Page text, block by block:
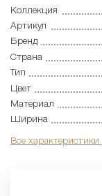
Коллекция
Артикул
Бренд
Страна
Тип
Цвет
Материал
Ширина
Все характеристики